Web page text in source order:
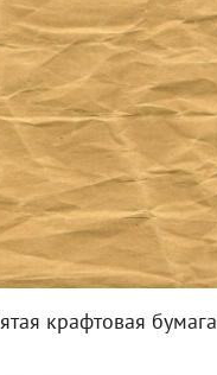
крафтовая бумага